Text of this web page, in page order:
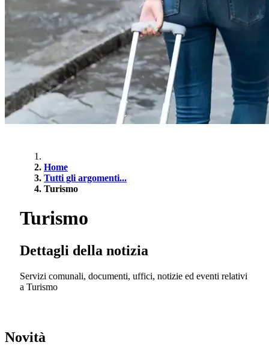
Home
Tutti gli argomenti...
Turismo
Turismo
Dettagli della notizia
Servizi comunali, documenti, uffici, notizie ed eventi relativi
a Turismo
Novità